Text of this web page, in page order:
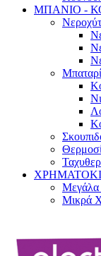
ΜΠΑΝΙΟ -
Μεγάλα
Μικρά